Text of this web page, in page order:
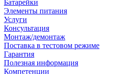
Батарейки
Элементы питания
Услуги
Консультация
Монтаж/демонтаж
Поставка в тестовом режиме
Гарантия
Полезная информация
Компетенции